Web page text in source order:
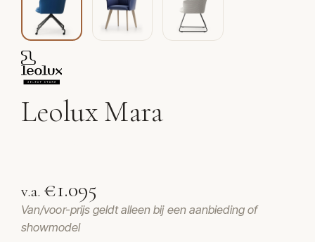
Leolux Mara
v.a. €1.095
Van/voor-prijs geldt alleen bij een aanbieding of
showmodel